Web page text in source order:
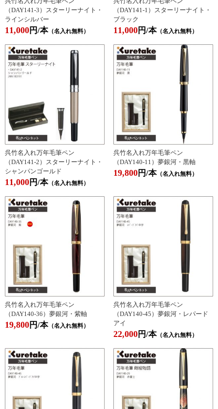
（DAY141-3）スターリーナイト・
ラインシルバー
11,000円/本（名入れ無料）
（DAY141-1）スターリーナイト・
ブラック
11,000円/本（名入れ無料）
呉竹名入れ万年毛筆ペン
（DAY141-2）スターリーナイト・
シャンパンゴールド
11,000円/本（名入れ無料）
呉竹名入れ万年毛筆ペン
（DAY140-11）夢銀河・黒軸
19,800円/本（名入れ無料）
呉竹名入れ万年毛筆ペン
（DAY140-36）夢銀河・紫軸
19,800円/本（名入れ無料）
呉竹名入れ万年毛筆ペン
（DAY140-45）夢銀河・レパード
アイ
22,000円/本（名入れ無料）